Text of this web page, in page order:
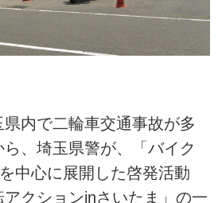
内で二輪車交通事故が多
、埼玉県警が、「バイク
中心に展開した啓発活動
アクションinさいたま」の一